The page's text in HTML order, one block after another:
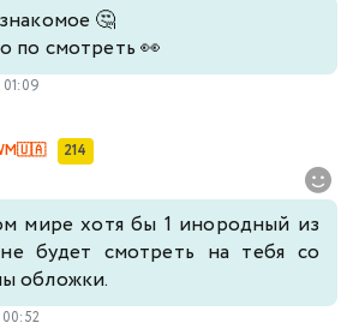
🤔
по смотреть 👀
214
мире хотя бы 1 инородный из
будет смотреть на тебя со
обложки.